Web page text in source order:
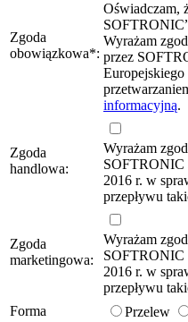
Zgoda
obowiązkowa*:
Wyrażam
przez
informacyjną.
Zgoda
handlowa:
Wyrażam
SOFTRONIC
2016 r. w
przepływu
Zgoda
marketingowa:
Wyrażam
SOFTRONIC
2016 r. w
przepływu
Forma
Przelew